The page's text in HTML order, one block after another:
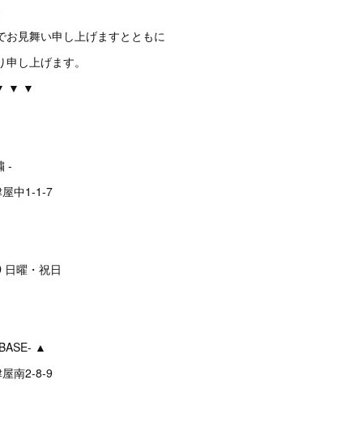
見舞い申し上げますとともに
し上げます。
▼ ▼
-
中1-1-7
曜・祝日
▲
南2-8-9